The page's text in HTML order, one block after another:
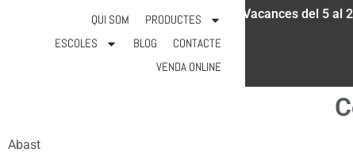
931 18 52 97 info@calicot.cat Vacances del 5 al
QUI SOM
PRODUCTES
ESCOLES
BLOG
CONTACTE
VENDA ONLINE
Abast